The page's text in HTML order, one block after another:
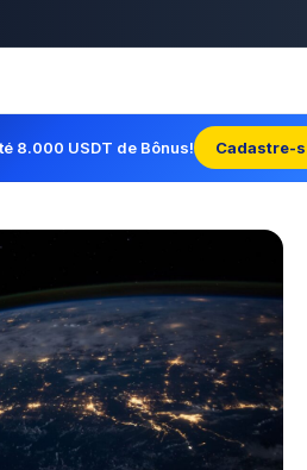
8.000 USDT de Bônus! Cadastre-